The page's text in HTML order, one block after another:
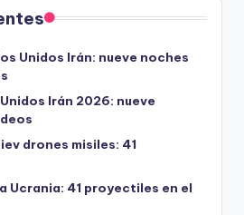
Unidos Irán: nueve noches
Irán 2026: nueve
drones misiles: 41
Ucrania: 41 proyectiles en el